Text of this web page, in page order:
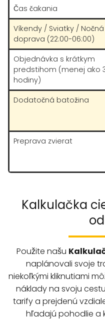
Čas čakania
Víkendy / Sviatky / Nočná
doprava (22:00-06:00)
Objednávka s krátkym
predstihom (menej ako
hodiny)
Dodatočná batožina
Preprava zvierat
Kalkulačka
Použite našu
naplánovali svoje
niekoľkými kliknutiami
náklady na svoju
tarify a prejdenú
hľadajú pohodlie a